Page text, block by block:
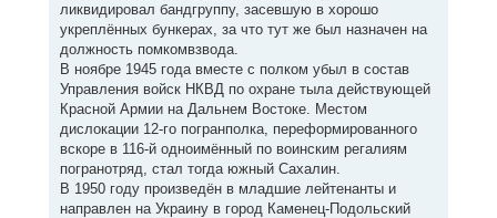
ликвидировал бандгруппу, засевшую в хорошо
укреплённых бункерах, за что тут же был назначен на
должность помкомвзвода.
В ноябре 1945 года вместе с полком убыл в состав
Управления войск НКВД по охране тыла действующей
Красной Армии на Дальнем Востоке. Местом
дислокации 12-го погранполка, переформированного
вскоре в 116-й одноимённый по воинским регалиям
погранотряд, стал тогда южный Сахалин.
В 1950 году произведён в младшие лейтенанты и
направлен на Украину в город Каменец-Подольский